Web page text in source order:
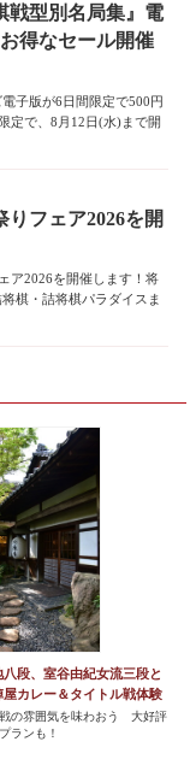
戦型別名局集』電
得なセール開催
子版が6日間限定で500円
定で、8月12日(水)まで開
りフェア2026を開
ア2026を開催します！将
棋・詰将棋パラダイスま
八段、室谷由紀女流三段と
カレー＆タイトル戦体験
の雰囲気を味わおう 大好評
ランも！